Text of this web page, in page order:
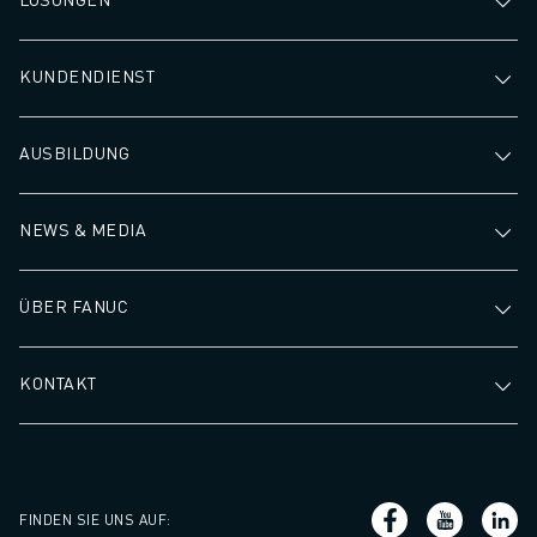
KUNDENDIENST
AUSBILDUNG
NEWS & MEDIA
ÜBER FANUC
KONTAKT
FINDEN SIE UNS AUF: